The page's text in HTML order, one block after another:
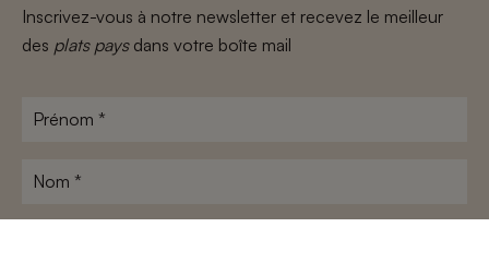
Inscrivez-vous à notre newsletter et recevez le meilleur
des plats paysdans votre boîte mail
Prénom
Nom